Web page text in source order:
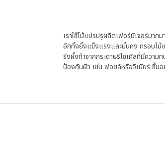
เราใช้ไม้แปรปรูผลิตเฟอร์นิเจอร์มาก
อีกทั้งยั้งแข็งแรงและมั่นคง กรอบไม้
รังผึ้งทำจากกระดาษรีไซเคิลที่มีควา
ป้องกันผิว เช่น ฟอยล์หรือวีเนียร์ ขึ้น